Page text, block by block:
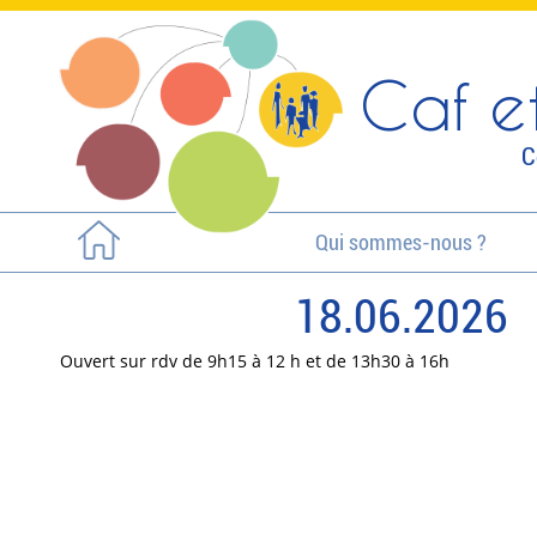
Caf
Qui sommes-nous ?
18.06.2026
Ouvert sur rdv de 9h15 à 12 h et de 13h30 à 16h